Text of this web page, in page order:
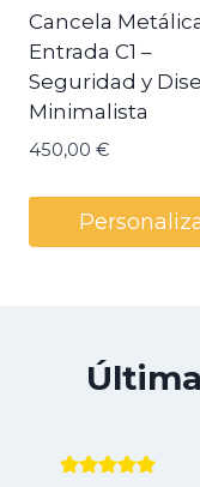
Cancela
Entrada C1 –
Seguridad y
Minimalista
450,00 €